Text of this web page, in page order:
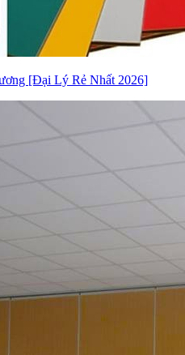
[Đại Lý Rẻ Nhất 2026]